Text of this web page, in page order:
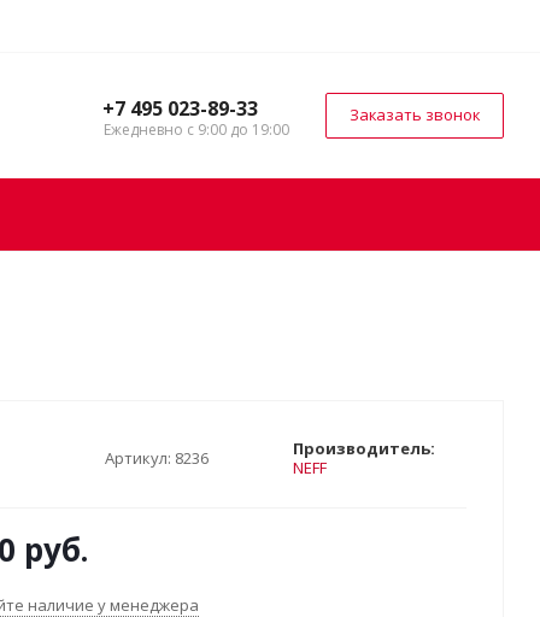
+7 495 023-89-33
Ежедневно с 9:00 до 19:00
Заказать звонок
Артикул: 8236
Производитель:
NEFF
руб.
наличие у менеджера